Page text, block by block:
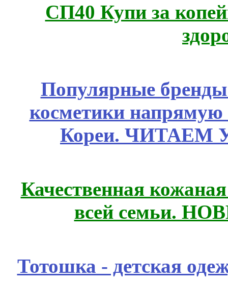
СП40 Купи за
Популярные
косметики
Кореи. ЧИТАЕМ
Качественная
всей семьи.
Тотошка - детская